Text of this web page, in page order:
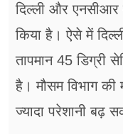
दिल्ली और
किया है। ऐसे में
तापमान 45 डिग्री
है। मौसम विभाग की
ज्यादा परेशानी बढ़